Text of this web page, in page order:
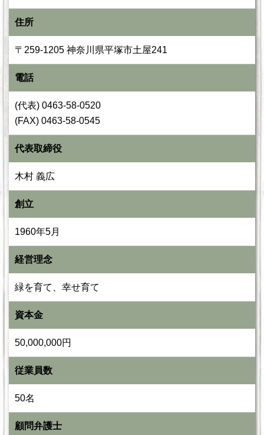
住所
〒259-1205 神奈川県平塚市土屋241
電話
(代表) 0463-58-0520
(FAX) 0463-58-0545
代表取締役
木村 義広
創立
1960年5月
経営理念
緑を育て、幸せ育て
資本金
50,000,000円
従業員数
50名
顧問弁護士